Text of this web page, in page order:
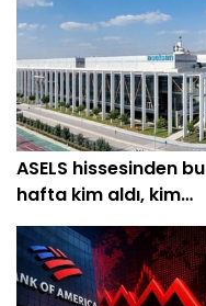
ASELS hissesinden bu
hafta kim aldı, kim
sattı?